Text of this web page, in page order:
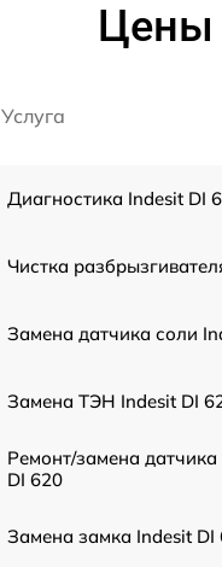
Цены
Услуга
Диагностика Indesit DI
Чистка
Замена датчика соли
Замена ТЭН Indesit DI
Ремонт/замена
DI 620
Замена замка Indesit DI